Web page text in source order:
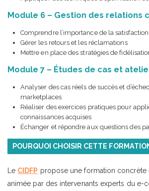
Module 6 – Gestion des relations
Comprendre l’importance de la
Gérer les retours et les réclamations
Mettre en place des stratégies de
Module 7 – Études de cas et
Analyser des cas réels de succès et
marketplaces
Réaliser des exercices pratiques pour
connaissances acquises
Échanger et répondre aux questions des
POURQUOI CHOISIR CETTE
Le CIDFP propose une formation concrète
animée par des intervenants experts du e-